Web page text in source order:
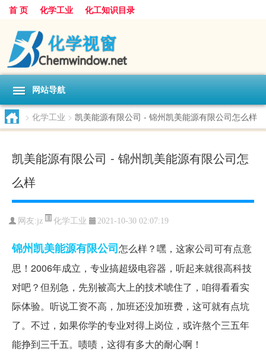
首 页 化学工业 化工知识目录
网站导航
> 化学工业 > 凯美能源有限公司 - 锦州凯美能源有限公司怎么样
凯美能源有限公司 - 锦州凯美能源有限公司怎
么样
网友:jz 化学工业 2021-10-30 02:07:19
锦州凯美能源有限公司怎么样？嘿，这家公司可有点意
思！2006年成立，专业搞超级电容器，听起来就很高科技
对吧？但别急，先别被高大上的技术唬住了，咱得看看实
际体验。听说工资不高，加班还没加班费，这可就有点坑
了。不过，如果你学的专业对得上岗位，或许熬个三五年
能挣到三千五。啧啧，这得有多大的耐心啊！